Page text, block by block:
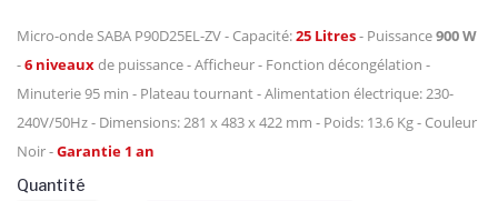
Micro-onde SABA P90D25EL-ZV - Capacité:25 Litres- Puissance900 W
-6 niveauxde puissance - Afficheur - Fonction décongélation -
Minuterie 95 min - Plateau tournant - Alimentation électrique: 230-
240V/50Hz - Dimensions: 281 x 483 x 422 mm - Poids: 13.6 Kg - Couleur
Noir -Garantie 1 an
Quantité